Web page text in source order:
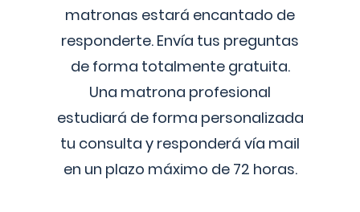
matronas estará encantado de
responderte. Envía tus preguntas
de forma totalmente gratuita.
Una matrona profesional
estudiará de forma personalizada
tu consulta y responderá vía mail
en un plazo máximo de 72 horas.